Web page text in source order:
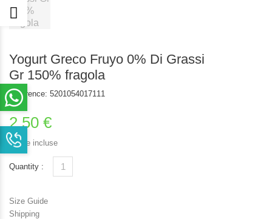
Yogurt Greco Fruyo 0% Di Grassi
Gr 150% fragola
Reference: 5201054017111
2,50 €
Tasse incluse
Quantity :
Size Guide
Shipping